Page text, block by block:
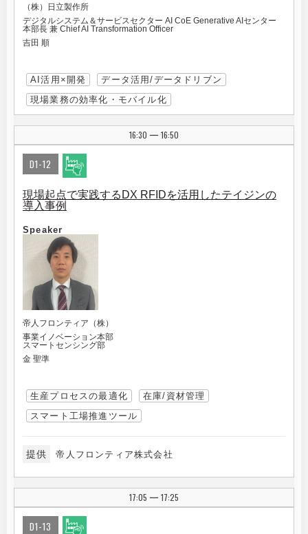
（株）日立製作所
デジタルシステム＆サービスセクター AI CoE Generative AIセンター
本部長 兼 Chief AI Transformation Officer
吉田 順
AI活用×開発
データ活用/データドリブン
現場業務の効率化・モバイル化
16:30 | 16:50
D1-12
現場起点で実践するDX RFIDを活用したテイジンの
導入事例
Speaker
帝人フロンティア（株）
事業イノベーション本部
スマートセンシング部
金 聖準
生産プロセスの最適化
在庫/資材管理
スマート工場推進ツール
提供 帝人フロンティア株式会社
17:05 | 17:25
D1-13